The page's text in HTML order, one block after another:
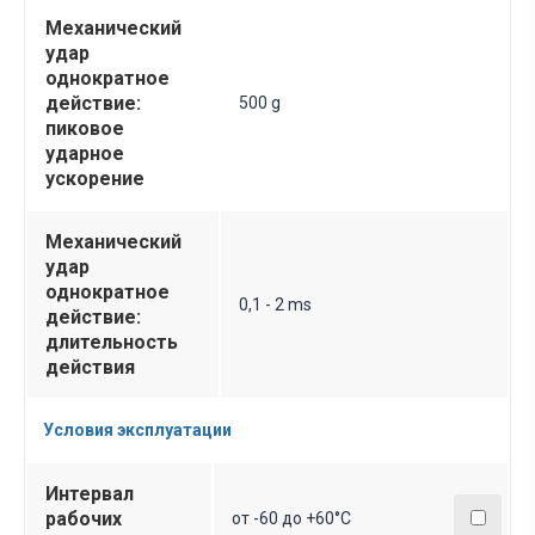
Механический
удар
однократное
действие:
пиковое
ударное
ускорение
500 g
Механический
удар
однократное
действие:
длительность
действия
0,1 - 2 ms
Условия эксплуатации
Интервал
рабочих
от -60 до +60°С